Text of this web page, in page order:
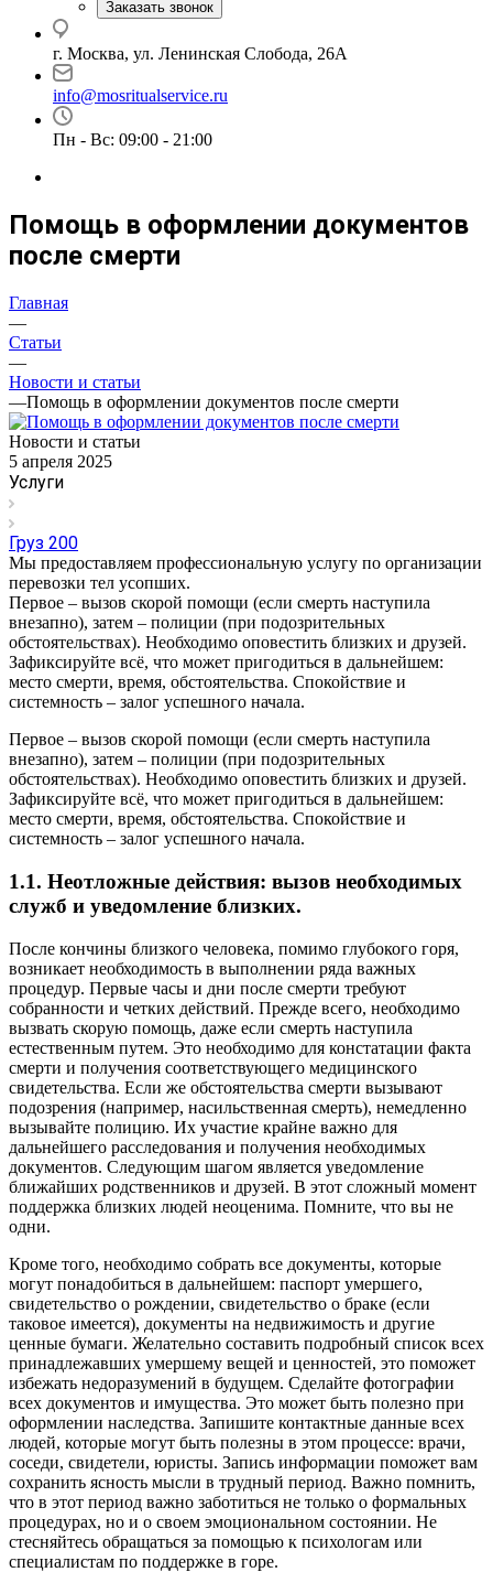
Заказать звонок
г. Москва, ул. Ленинская Слобода, 26А
info@mosritualservice.ru
Пн - Вс: 09:00 - 21:00
Помощь в оформлении документов
после смерти
Главная
—
Статьи
—
Новости и статьи
—Помощь в оформлении документов после смерти
Новости и статьи
5 апреля 2025
Услуги
Груз 200
Мы предоставляем профессиональную услугу по организации
перевозки тел усопших.
Первое – вызов скорой помощи (если смерть наступила
внезапно), затем – полиции (при подозрительных
обстоятельствах). Необходимо оповестить близких и друзей.
Зафиксируйте всё, что может пригодиться в дальнейшем:
место смерти, время, обстоятельства. Спокойствие и
системность – залог успешного начала.
Первое – вызов скорой помощи (если смерть наступила
внезапно), затем – полиции (при подозрительных
обстоятельствах). Необходимо оповестить близких и друзей.
Зафиксируйте всё, что может пригодиться в дальнейшем:
место смерти, время, обстоятельства. Спокойствие и
системность – залог успешного начала.
1.1. Неотложные действия: вызов необходимых
служб и уведомление близких.
После кончины близкого человека, помимо глубокого горя,
возникает необходимость в выполнении ряда важных
процедур. Первые часы и дни после смерти требуют
собранности и четких действий. Прежде всего, необходимо
вызвать скорую помощь, даже если смерть наступила
естественным путем. Это необходимо для констатации факта
смерти и получения соответствующего медицинского
свидетельства. Если же обстоятельства смерти вызывают
подозрения (например, насильственная смерть), немедленно
вызывайте полицию. Их участие крайне важно для
дальнейшего расследования и получения необходимых
документов. Следующим шагом является уведомление
ближайших родственников и друзей. В этот сложный момент
поддержка близких людей неоценима. Помните, что вы не
одни.
Кроме того, необходимо собрать все документы, которые
могут понадобиться в дальнейшем: паспорт умершего,
свидетельство о рождении, свидетельство о браке (если
таковое имеется), документы на недвижимость и другие
ценные бумаги. Желательно составить подробный список всех
принадлежавших умершему вещей и ценностей, это поможет
избежать недоразумений в будущем. Сделайте фотографии
всех документов и имущества. Это может быть полезно при
оформлении наследства. Запишите контактные данные всех
людей, которые могут быть полезны в этом процессе: врачи,
соседи, свидетели, юристы. Запись информации поможет вам
сохранить ясность мысли в трудный период. Важно помнить,
что в этот период важно заботиться не только о формальных
процедурах, но и о своем эмоциональном состоянии. Не
стесняйтесь обращаться за помощью к психологам или
специалистам по поддержке в горе.